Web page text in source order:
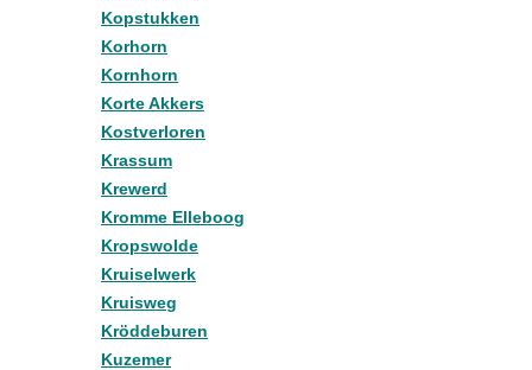
Kopstukken
Korhorn
Kornhorn
Korte Akkers
Kostverloren
Krassum
Krewerd
Kromme Elleboog
Kropswolde
Kruiselwerk
Kruisweg
Kröddeburen
Kuzemer